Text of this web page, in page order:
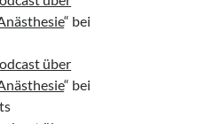
“ bei
über
“ bei